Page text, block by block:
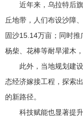
近年来，乌拉特后旗
丘地带，人们布设沙障
固沙15.14万亩；同时推
杨柴、花棒等耐旱灌木
此外，当地规划建设
态经济嫁接工程，探索
的新路径。
科技赋能也显著提升